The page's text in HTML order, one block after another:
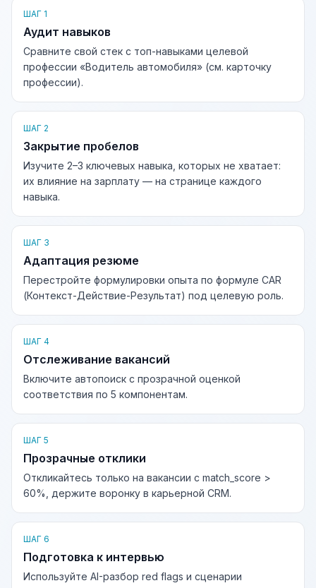
ШАГ 1
Аудит навыков
Сравните свой стек с топ-навыками целевой
профессии «Водитель автомобиля» (см. карточку
профессии).
ШАГ 2
Закрытие пробелов
Изучите 2–3 ключевых навыка, которых не хватает:
их влияние на зарплату — на странице каждого
навыка.
ШАГ 3
Адаптация резюме
Перестройте формулировки опыта по формуле CAR
(Контекст-Действие-Результат) под целевую роль.
ШАГ 4
Отслеживание вакансий
Включите автопоиск с прозрачной оценкой
соответствия по 5 компонентам.
ШАГ 5
Прозрачные отклики
Откликайтесь только на вакансии с match_score >
60%, держите воронку в карьерной CRM.
ШАГ 6
Подготовка к интервью
Используйте AI-разбор red flags и сценарии